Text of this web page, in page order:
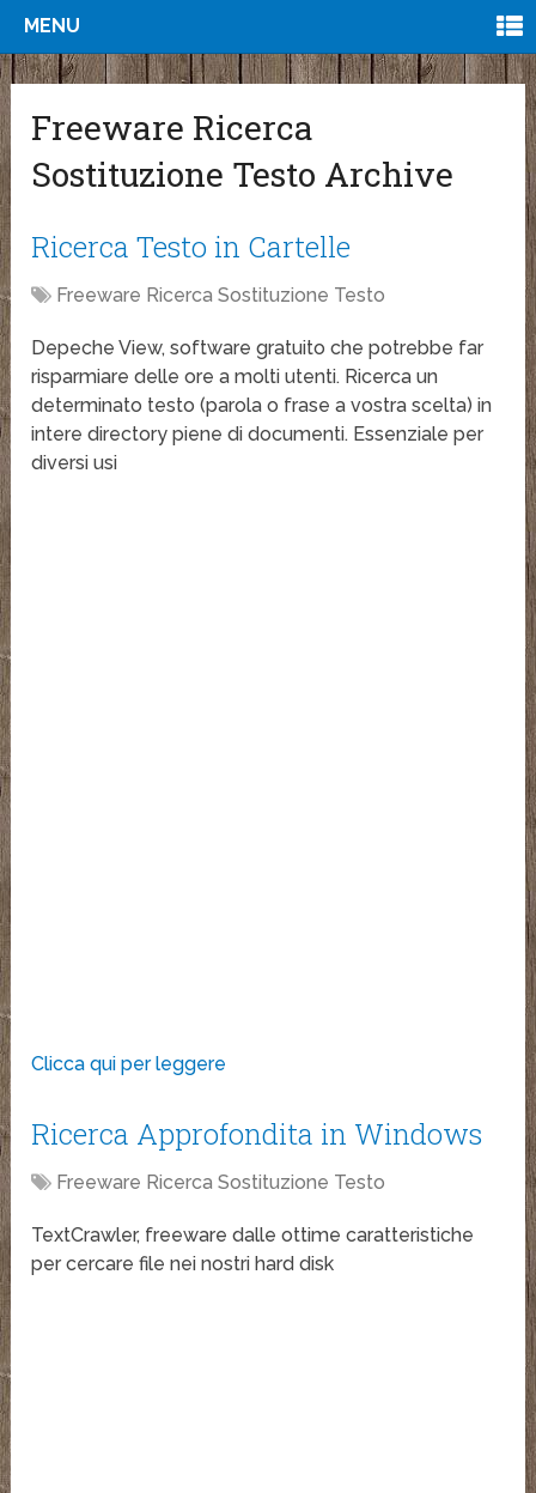
MENU
Freeware Ricerca
Sostituzione Testo Archive
Ricerca Testo in Cartelle
Freeware Ricerca Sostituzione Testo
Depeche View, software gratuito che potrebbe far
risparmiare delle ore a molti utenti. Ricerca un
determinato testo (parola o frase a vostra scelta) in
intere directory piene di documenti. Essenziale per
diversi usi
Clicca qui per leggere
Ricerca Approfondita in Windows
Freeware Ricerca Sostituzione Testo
TextCrawler, freeware dalle ottime caratteristiche
per cercare file nei nostri hard disk